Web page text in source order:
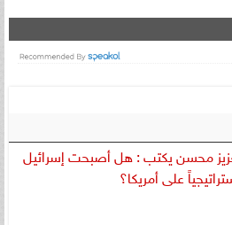
محسن يكتب : هل أصبحت إسرائيل
على أمريكا؟